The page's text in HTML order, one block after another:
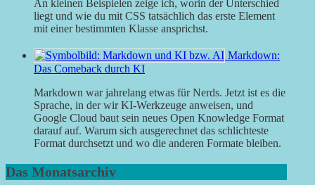
An kleinen Beispielen zeige ich, worin der Unterschied
liegt und wie du mit CSS tatsächlich das erste Element
mit einer bestimmten Klasse ansprichst.
Markdown:
Das Comeback durch KI
Markdown war jahrelang etwas für Nerds. Jetzt ist es die
Sprache, in der wir KI-Werkzeuge anweisen, und
Google Cloud baut sein neues Open Knowledge Format
darauf auf. Warum sich ausgerechnet das schlichteste
Format durchsetzt und wo die anderen Formate bleiben.
Das Monatsarchiv